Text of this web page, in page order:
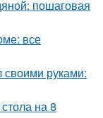
пошаговая
все
своими руками:
на 8